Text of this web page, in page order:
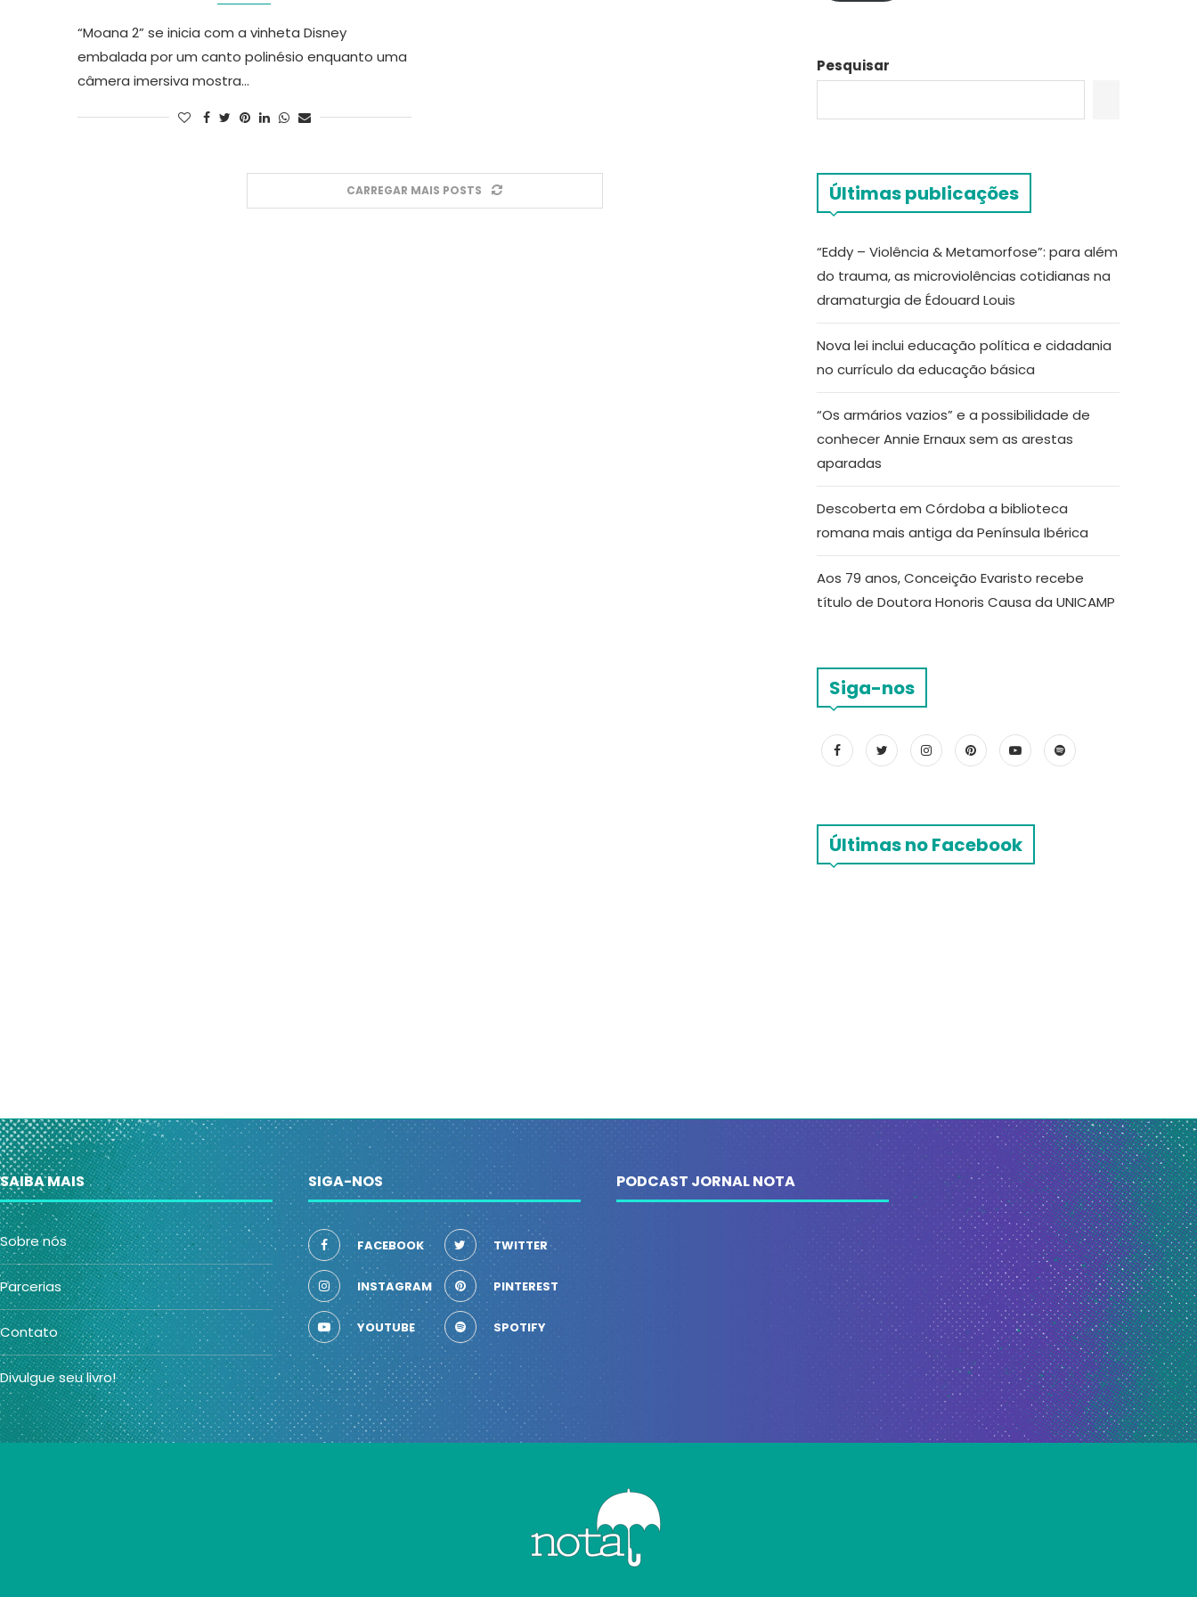
“Moana 2” se inicia com a vinheta Disney
embalada por um canto polinésio enquanto uma
câmera imersiva mostra…
CARREGAR MAIS POSTS
Pesquisar
Últimas publicações
“Eddy – Violência & Metamorfose”: para além
do trauma, as microviolências cotidianas na
dramaturgia de Édouard Louis
Nova lei inclui educação política e cidadania
no currículo da educação básica
“Os armários vazios” e a possibilidade de
conhecer Annie Ernaux sem as arestas
aparadas
Descoberta em Córdoba a biblioteca
romana mais antiga da Península Ibérica
Aos 79 anos, Conceição Evaristo recebe
título de Doutora Honoris Causa da UNICAMP
Siga-nos
Últimas no Facebook
SAIBA MAIS
Sobre nós
Parcerias
Contato
Divulgue seu livro!
SIGA-NOS
FACEBOOK TWITTER
INSTAGRAM PINTEREST
YOUTUBE SPOTIFY
PODCAST JORNAL NOTA